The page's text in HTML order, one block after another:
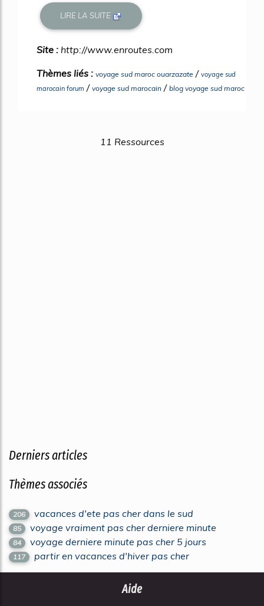
LIRE LA SUITE
Site : http://www.enroutes.com
Thèmes liés : voyage sud maroc ouarzazate / voyage sud
marocain forum / voyage sud marocain / blog voyage sud maroc
11 Ressources
Derniers articles
Thèmes associés
206 vacances d'ete pas cher dans le sud
85 voyage vraiment pas cher derniere minute
84 voyage derniere minute pas cher 5 jours
117 partir en vacances d'hiver pas cher
Aide